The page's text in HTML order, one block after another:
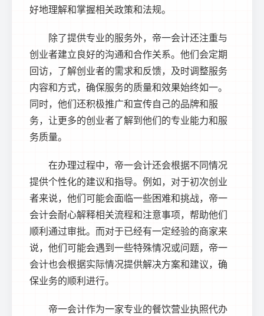
好地理解和掌握相关政策和法规。
除了提供专业的服务外，帝一会计还注重与
创业者建立良好的沟通和合作关系。他们会定期
回访，了解创业者的需求和反馈，及时调整服务
内容和方式，确保服务的质量和效果始终如一。
同时，他们还积极推广和宣传自己的品牌和服
务，让更多的创业者了解到他们的专业能力和服
务质量。
在办理过程中，帝一会计还会根据不同情况
提供个性化的建议和指导。例如，对于初次创业
者来说，他们可能会面临一些困难和挑战，帝一
会计会耐心解释相关流程和注意事项，帮助他们
顺利通过审批。而对于已经有一定经验的商家来
说，他们可能会遇到一些特殊情况或问题，帝一
会计也会根据实际情况提供解决方案和建议，确
保业务的顺利进行。
帝一会计作为一家专业的餐饮营业执照代办